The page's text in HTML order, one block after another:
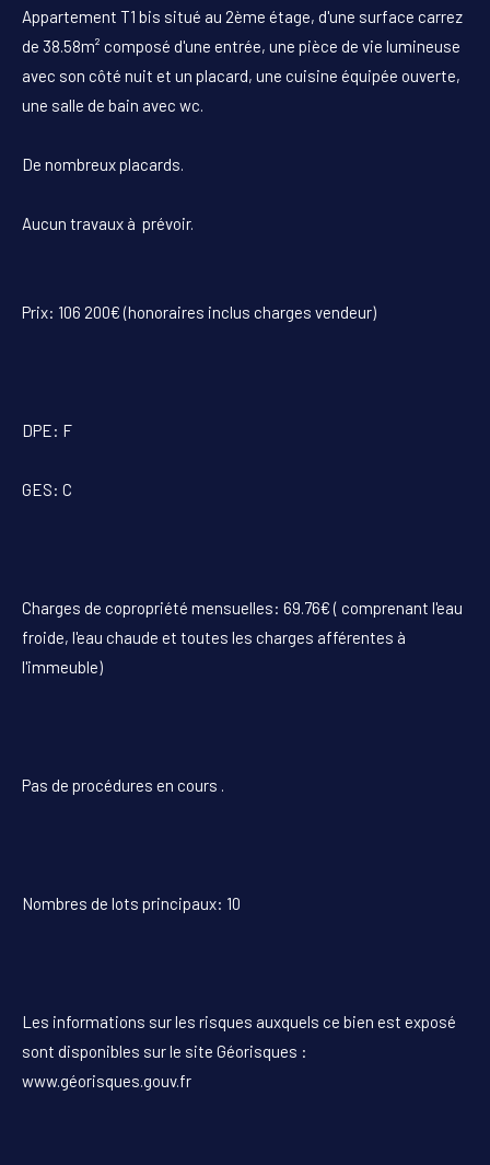
Appartement T1 bis situé au 2ème étage, d'une surface carrez
de 38.58m² composé d'une entrée, une pièce de vie lumineuse
avec son côté nuit et un placard, une cuisine équipée ouverte,
une salle de bain avec wc.
De nombreux placards.
Aucun travaux à prévoir.
Prix: 106 200€ (honoraires inclus charges vendeur)
DPE: F
GES: C
Charges de copropriété mensuelles: 69.76€ ( comprenant l'eau
froide, l'eau chaude et toutes les charges afférentes à
l'immeuble)
Pas de procédures en cours .
Nombres de lots principaux: 10
Les informations sur les risques auxquels ce bien est exposé
sont disponibles sur le site Géorisques :
www.géorisques.gouv.fr